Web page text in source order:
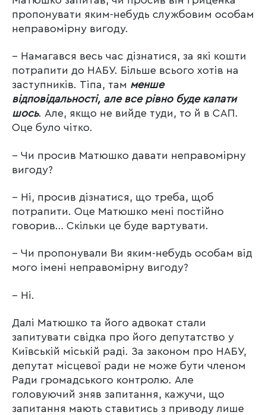
пропонувати яким-небудь службовим особам
неправомірну вигоду.
– Намагався весь час дізнатися, за які кошти
потрапити до НАБУ. Більше всього хотів на
заступників. Тіпа, там менше
відповідальності, але все рівно буде капати
шось. Але, якщо не вийде туди, то й в САП.
Оце було чітко.
– Чи просив Матюшко давати неправомірну
вигоду?
– Ні, просив дізнатися, що треба, щоб
потрапити. Оце Матюшко мені постійно
говорив… Скільки це буде вартувати.
– Чи пропонували Ви яким-небудь особам від
мого імені неправомірну вигоду?
– Ні.
Далі Матюшко та його адвокат стали
запитувати свідка про його депутатство у
Київській міській раді. За законом про НАБУ,
депутат місцевої ради не може бути членом
Ради громадського контролю. Але
головуючий зняв запитання, кажучи, що
запитання мають ставитись з приводу лише